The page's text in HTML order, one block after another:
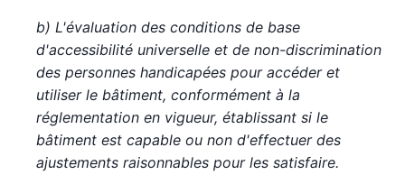
b) L'évaluation des conditions de base
d'accessibilité universelle et de non-discrimination
des personnes handicapées pour accéder et
utiliser le bâtiment, conformément à la
réglementation en vigueur, établissant si le
bâtiment est capable ou non d'effectuer des
ajustements raisonnables pour les satisfaire.